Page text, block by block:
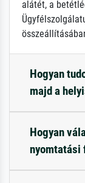
alátét, a
Hogyan
majd a
Hogyan
nyomtatási